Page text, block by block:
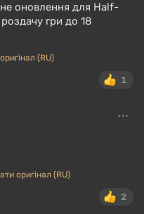
оновлення для Half-
гри до 18
(RU)
1
оригінал (RU)
2